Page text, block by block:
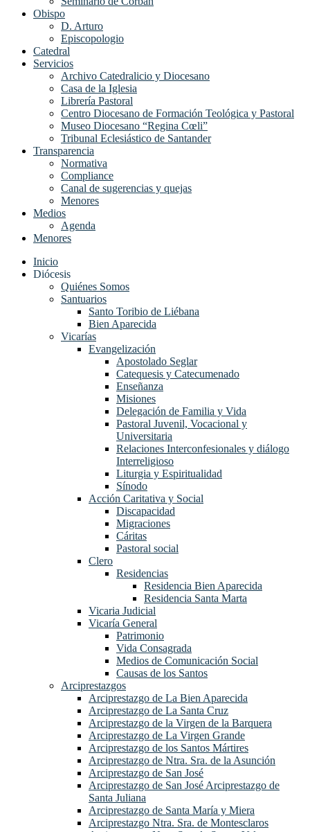
Obispo
D. Arturo
Episcopologio
Catedral
Servicios
Archivo Catedralicio y Diocesano
Casa de la Iglesia
Librería Pastoral
Centro Diocesano de Formación Teológica y Pastoral
Museo Diocesano “Regina Cœli”
Tribunal Eclesiástico de Santander
Transparencia
Normativa
Compliance
Canal de sugerencias y quejas
Menores
Medios
Agenda
Menores
Inicio
Diócesis
Quiénes Somos
Santuarios
Santo Toribio de Liébana
Bien Aparecida
Vicarías
Evangelización
Apostolado Seglar
Catequesis y Catecumenado
Enseñanza
Misiones
Delegación de Familia y Vida
Pastoral Juvenil, Vocacional y
Universitaria
Relaciones Interconfesionales y diálogo
Interreligioso
Liturgia y Espiritualidad
Sínodo
Acción Caritativa y Social
Discapacidad
Migraciones
Cáritas
Pastoral social
Clero
Residencias
Residencia Bien Aparecida
Residencia Santa Marta
Vicaria Judicial
Vicaría General
Patrimonio
Vida Consagrada
Medios de Comunicación Social
Causas de los Santos
Arciprestazgos
Arciprestazgo de La Bien Aparecida
Arciprestazgo de La Santa Cruz
Arciprestazgo de la Virgen de la Barquera
Arciprestazgo de La Virgen Grande
Arciprestazgo de los Santos Mártires
Arciprestazgo de Ntra. Sra. de la Asunción
Arciprestazgo de San José
Arciprestazgo de San José Arciprestazgo de
Santa Juliana
Arciprestazgo de Santa María y Miera
Arciprestazgo Ntra. Sra. de Montesclaros